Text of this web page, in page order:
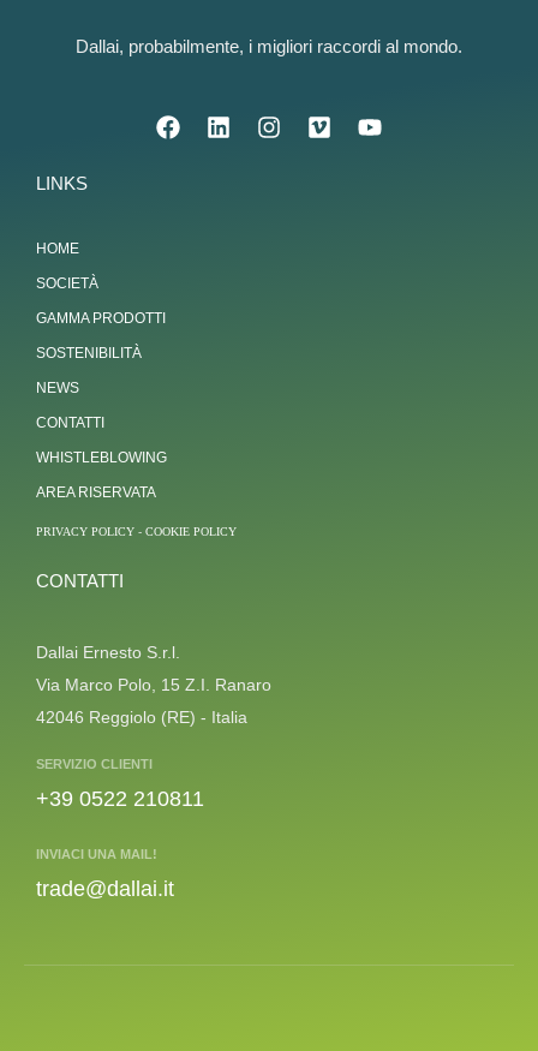
Dallai, probabilmente, i migliori raccordi al mondo.
LINKS
HOME
SOCIETÀ
GAMMA PRODOTTI
SOSTENIBILITÀ
NEWS
CONTATTI
WHISTLEBLOWING
AREA RISERVATA
PRIVACY POLICY - COOKIE POLICY
CONTATTI
Dallai Ernesto S.r.l.
Via Marco Polo, 15 Z.I. Ranaro
42046 Reggiolo (RE) - Italia
SERVIZIO CLIENTI
+39 0522 210811
INVIACI UNA MAIL!
trade@dallai.it